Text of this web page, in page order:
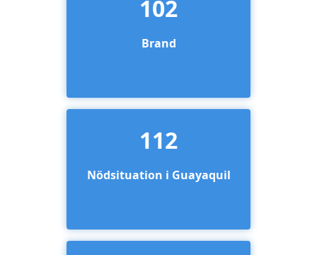
102
Brand
112
Nödsituation i Guayaquil